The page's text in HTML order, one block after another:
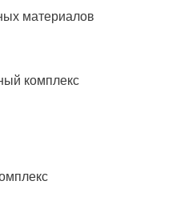
материалов
комплекс